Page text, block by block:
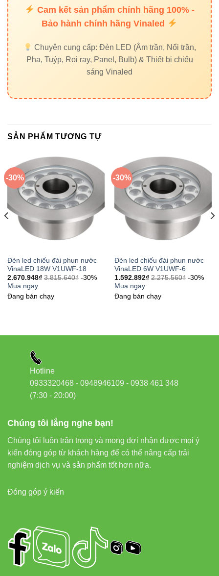
Đèn led Skyled
Đèn led hồ bơi VinaLED 6W V1UWR-6là lựa chọn tối ưu
cho chiếu sáng hồ bơi chuyên nghiệp: an toàn, bền bỉ, ánh
sáng đẹp, dễ điều khiển và mang lại hiệu ứng ánh sáng đa
sắc RGB hiện đại cho mọi công trình hồ bơi và cảnh quan
nước.
Cam kết sản phẩm chính hãng 100% -
Bảo hành chính hãng Vinaled
Chuyên cung cấp: Đèn LED (Âm trần, Nổi trần,
Pha, Tuýp, Rọi ray, Panel, Bulb) & Thiết bị chiếu
sáng Vinaled
SẢN PHẨM TƯƠNG TỰ
-30%
Đèn led chiếu đài phun nước
VinaLED 18W V1UWF-18
2.670.948₫ 3.815.640₫ -30%
Mua ngay
Đang bán chạy
-30%
Đèn led chiếu đài phun nước
VinaLED 6W V1UWF-6
1.592.892₫ 2.275.560₫ -30%
Mua ngay
Đang bán chạy
Chúng tôi lắng nghe bạn!
Chúng tôi luôn trân trọng và mong đợi nhận được mọi ý
kiến đóng góp từ khách hàng để có thể nâng cấp trải
nghiệm dịch vụ và sản phẩm tốt hơn nữa.
Đóng góp ý kiến
Hotline
0933320468 - 0948946109 - 0938 461 348
(7:30 - 20:00)